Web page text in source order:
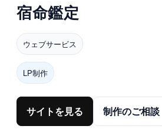
宿命鑑定
ウェブサービス
LP制作
サイトを見る 制作のご相談